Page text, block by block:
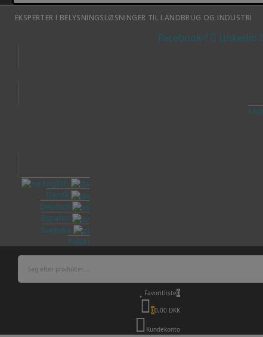
EKSPERTER I BELYSNINGSLØSNINGER TIL LANDBRUG OG INDUSTRI
Facebook-f Linkedin
FAQ
English
Dansk
Deutsch
Español
Svenska
Polski
Favoritliste0
00,00 DKK
Kundekonto